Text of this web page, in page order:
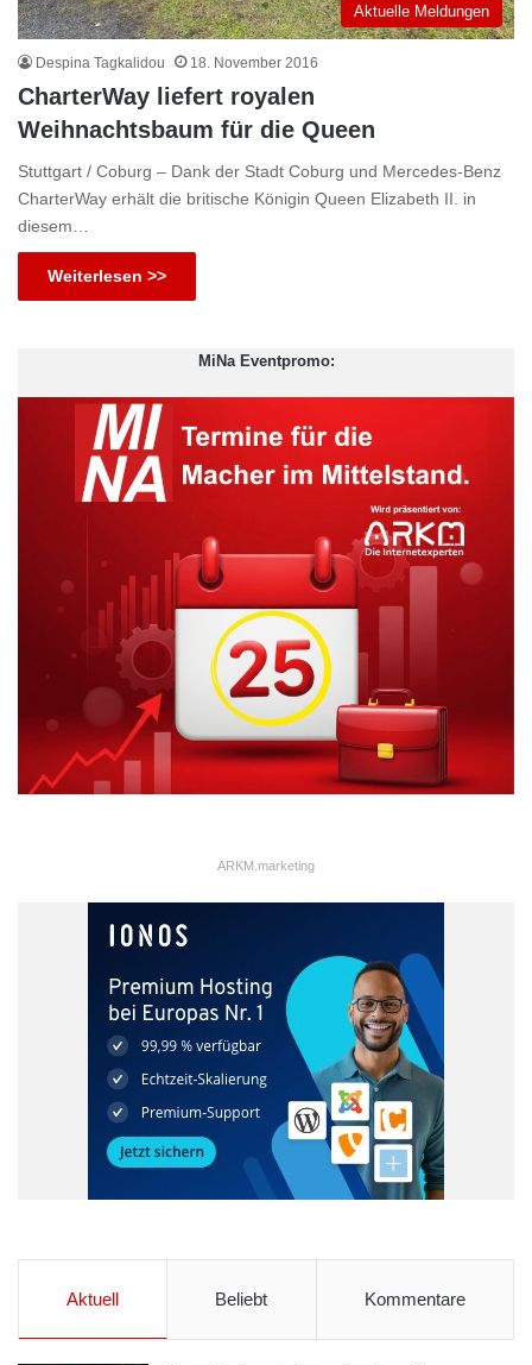
Aktuelle Meldungen
Despina Tagkalidou 18. November 2016
CharterWay liefert royalen
Weihnachtsbaum für die Queen
Stuttgart / Coburg – Dank der Stadt Coburg und Mercedes-Benz
CharterWay erhält die britische Königin Queen Elizabeth II. in
diesem…
Weiterlesen >>
MiNa Eventpromo:
ARKM.marketing
Aktuell Beliebt Kommentare